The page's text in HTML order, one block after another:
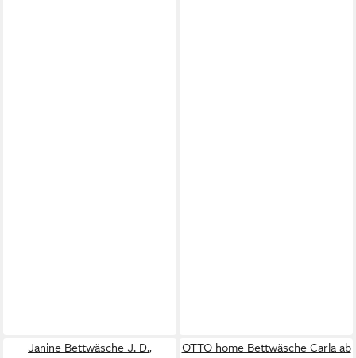
Janine Bettwäsche J. D., OTTO home Bettwäsche Carla ab